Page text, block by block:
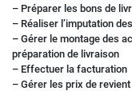
– Préparer les bons de
– Réaliser l’imputation
– Gérer le montage des
préparation de livraison
– Effectuer la facturation
– Gérer les prix de revient